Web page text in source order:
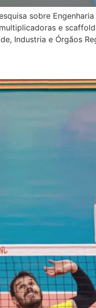
sobre
e
Industria e Órgãos